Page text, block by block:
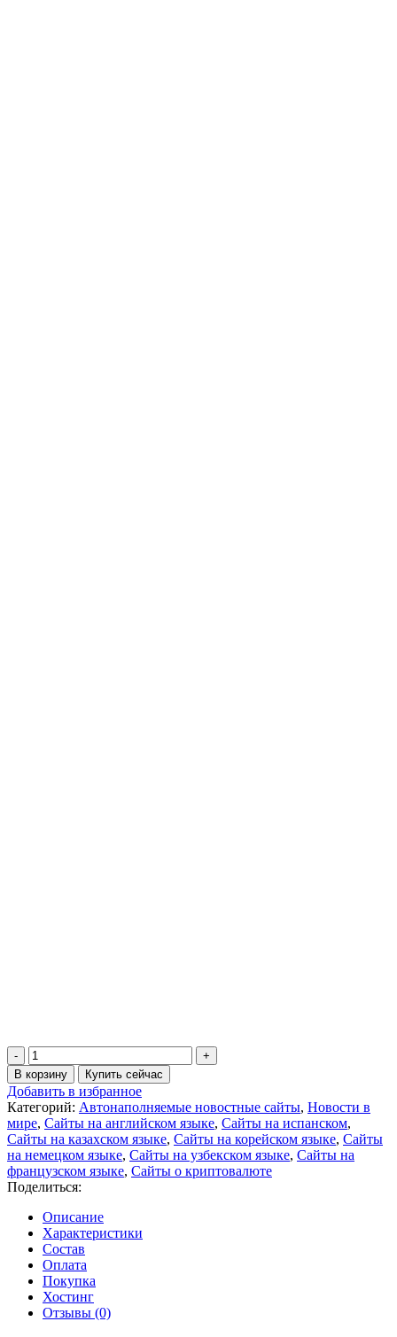
Количество
товара
Новости
криптовалют,
многоязычный
автонаполняемый
сайт
на
вордпресс,
№609
В корзину Купить сейчас
Добавить в избранное
Категорий: Автонаполняемые новостные сайты, Новости в
мире, Сайты на английском языке, Сайты на испанском,
Сайты на казахском языке, Сайты на корейском языке, Сайты
на немецком языке, Сайты на узбекском языке, Сайты на
французском языке, Сайты о криптовалюте
Поделиться:
Описание
Характеристики
Состав
Оплата
Покупка
Хостинг
Отзывы (0)